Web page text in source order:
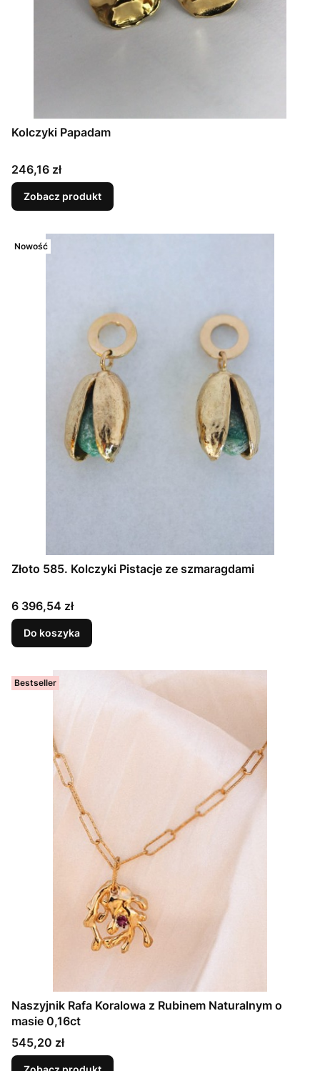
Kolczyki Papadam
Cena
246,16 zł
Zobacz produkt
Nowość
Złoto 585. Kolczyki Pistacje ze szmaragdami
Cena
6 396,54 zł
Do koszyka
Bestseller
Naszyjnik Rafa Koralowa z Rubinem Naturalnym o
masie 0,16ct
Cena
545,20 zł